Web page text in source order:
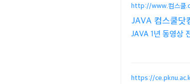
http://www.컴스쿨
JAVA 컴스쿨닷
JAVA 1년 동영상
https://